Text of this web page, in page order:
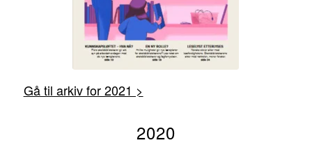
Gå til arkiv for 2021 >
2020